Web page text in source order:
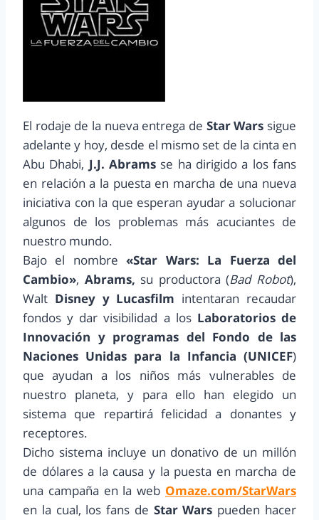
El rodaje de la nueva entrega de Star Wars sigue
adelante y hoy, desde el mismo set de la cinta en
Abu Dhabi, J.J. Abrams se ha dirigido a los fans
en relación a la puesta en marcha de una nueva
iniciativa con la que esperan ayudar a solucionar
algunos de los problemas más acuciantes de
nuestro mundo.
Bajo el nombre«Star Wars: La Fuerza del
Cambio», Abrams, su productora (Bad Robot),
Walt Disney y Lucasfilm intentaran recaudar
fondos y dar visibilidad a losLaboratorios de
Innovación y programas del Fondo de las
Naciones Unidas para la Infancia (UNICEF)
que ayudan a los niños más vulnerables de
nuestro planeta, y para ello han elegido un
sistema que repartirá felicidad a donantes y
receptores.
Dicho sistema incluye un donativo de un millón
de dólares a la causa y la puesta en marcha de
una campaña en la web Omaze.com/StarWars
en la cual, los fans de Star Wars pueden hacer